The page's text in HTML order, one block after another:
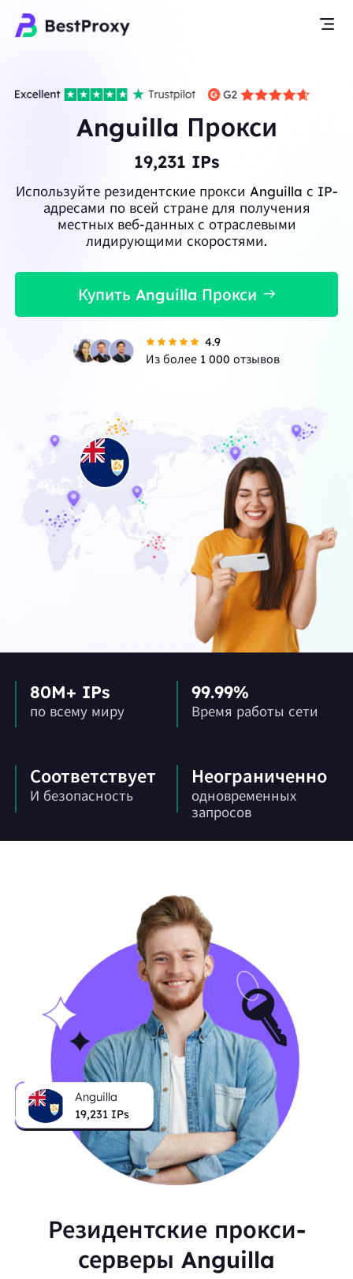
Anguilla Прокси
19,231 IPs
Используйте резидентские прокси Anguilla с IP-
адресами по всей стране для получения
местных веб-данных с отраслевыми
лидирующими скоростями.
Купить Anguilla Прокси
4.9
Из более 1 000 отзывов
80M+ IPs
по всему миру
99.99%
Время работы сети
Соответствует
И безопасность
Неограниченно
одновременных
запросов
Anguilla
19,231 IPs
Резидентские прокси-
серверы Anguilla